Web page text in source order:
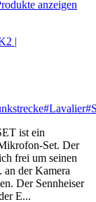
anzeigen
#Lavalier
ist ein
Set. Der
frei um seinen
der Kamera
Der Sennheiser
E...